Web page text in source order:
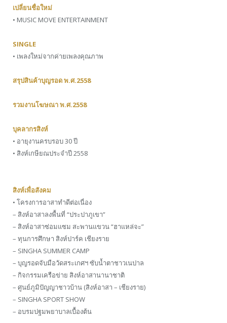
เปลี่ยนชื่อใหม่
• MUSIC MOVE ENTERTAINMENT
SINGLE
• เพลงใหม่จากค่ายเพลงคุณภาพ
สรุปสินค้าบุญรอด พ.ศ.2558
รวมงานโฆษณา พ.ศ.2558
บุคลากรสิงห์
• อายุงานครบรอบ 30 ปี
• สิงห์เกษียณประจำปี 2558
สิงห์เพื่อสังคม
• โครงการอาสาทำดีต่อเนื่อง
– สิงห์อาสาลงพื้นที่ “ประปาภูเขา”
– สิงห์อาสาซ่อมแซม สะพานแขวน “ฮาแหล่จะ”
– ทุนการศึกษา สิงห์ปาร์ค เชียงราย
– SINGHA SUMMER CAMP
– บุญรอดจับมือวัดสระเกศฯ ซับน้ำตาชาวเนปาล
– กิจกรรมเครือข่าย สิงห์อาสานานาชาติ
– ศูนย์ภูมิปัญญาชาวบ้าน (สิงห์อาสา – เชียงราย)
– SINGHA SPORT SHOW
– อบรมปฐมพยาบาลเบื้องต้น